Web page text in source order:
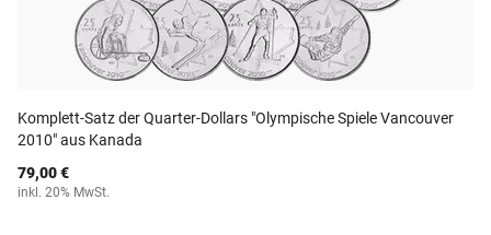
Komplett-Satz der Quarter-Dollars "Olympische Spiele Vancouver
2010" aus Kanada
79,00 €
inkl. 20% MwSt.